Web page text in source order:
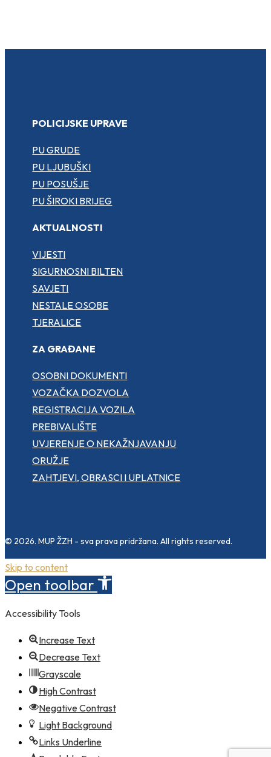
POLICIJSKE UPRAVE
PU GRUDE
PU LJUBUŠKI
PU POSUŠJE
PU ŠIROKI BRIJEG
AKTUALNOSTI
VIJESTI
SIGURNOSNI BILTEN
SAVJETI
NESTALE OSOBE
TJERALICE
ZA GRAĐANE
OSOBNI DOKUMENTI
VOZAČKA DOZVOLA
REGISTRACIJA VOZILA
PREBIVALIŠTE
UVJERENJE O NEKAŽNJAVANJU
ORUŽJE
ZAHTJEVI, OBRASCI I UPLATNICE
© 2026. MUP ŽZH - sva prava pridržana. All rights reserved.
Skip to content
Open toolbar
Accessibility Tools
Increase Text
Decrease Text
Grayscale
High Contrast
Negative Contrast
Light Background
Links Underline